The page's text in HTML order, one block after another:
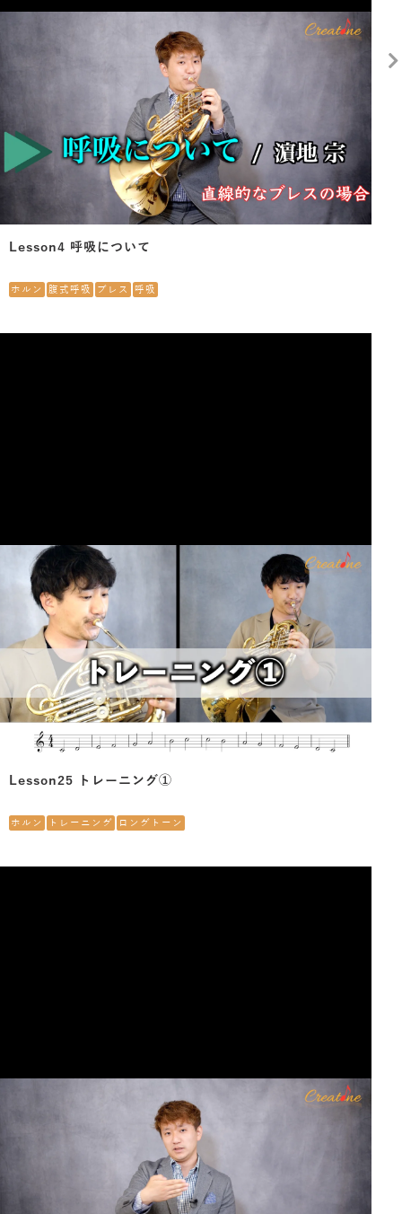
Lesson4 呼吸について
ホルン 腹式呼吸 ブレス 呼吸
Lesson25 トレーニング①
ホルン トレーニング ロングトーン